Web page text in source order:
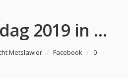
Oudejaarsdag 2019 in Metslawier: Morgenochtend vanaf 10:00 uur staan de mannen van CTM voor u klaar…
Metslawier / Facebook / 0